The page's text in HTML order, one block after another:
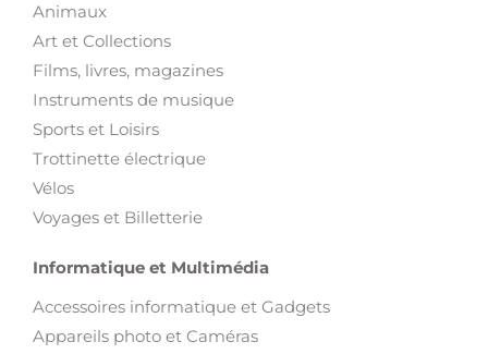
Animaux
Art et Collections
Films, livres, magazines
Instruments de musique
Sports et Loisirs
Trottinette électrique
Vélos
Voyages et Billetterie
Informatique et Multimédia
Accessoires informatique et Gadgets
Appareils photo et Caméras